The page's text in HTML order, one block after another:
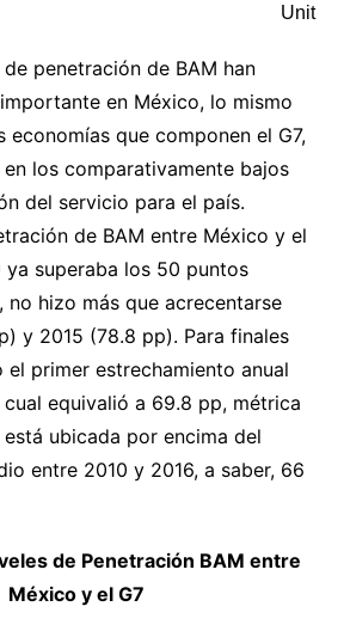
Unit
penetración de BAM han
en México, lo mismo
economías que componen el G7,
los comparativamente bajos
del servicio para el país.
de BAM entre México y el
ya superaba los 50 puntos
no hizo más que acrecentarse
y 2015 (78.8 pp). Para finales
el primer estrechamiento anual
equivalió a 69.8 pp, métrica
ubicada por encima del
entre 2010 y 2016, a saber, 66
de Penetración BAM entre
México y el G7